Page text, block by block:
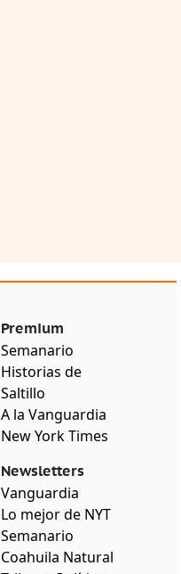
Premium
Semanario
Historias de
Saltillo
A la Vanguardia
New York Times
Newsletters
Vanguardia
Lo mejor de NYT
Semanario
Coahuila Natural